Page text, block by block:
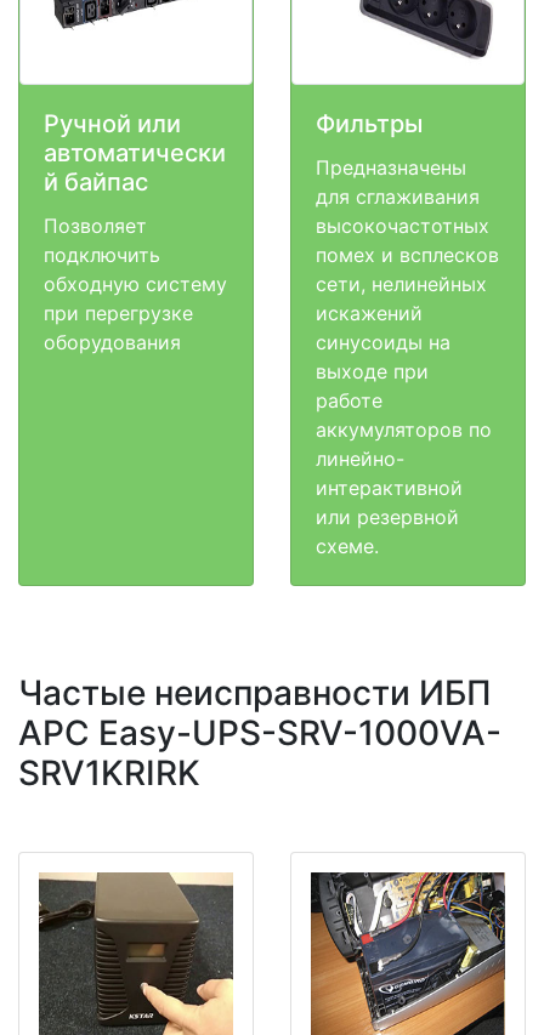
Ручной или
автоматически
й байпас
Позволяет
подключить
обходную систему
при перегрузке
оборудования
Фильтры
Предназначены
для сглаживания
высокочастотных
помех и всплесков
сети, нелинейных
искажений
синусоиды на
выходе при
работе
аккумуляторов по
линейно-
интерактивной
или резервной
схеме.
Частые неисправности ИБП
APC Easy-UPS-SRV-1000VA-
SRV1KRIRK